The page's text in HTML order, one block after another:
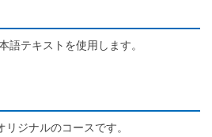
語テキストを使用します。
リジナルのコースです。